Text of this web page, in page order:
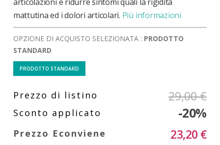
mattutina ed i dolori articolari. Più informazioni
OPZIONE DI ACQUISTO SELEZIONATA : PRODOTTO
STANDARD
PRODOTTO STANDARD
29,00 €
-20%
23,20 €